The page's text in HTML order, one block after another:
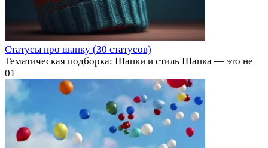
Статусы про шапку (30 статусов)
Тематическая подборка: Шапки и стиль Шапка — это не
01